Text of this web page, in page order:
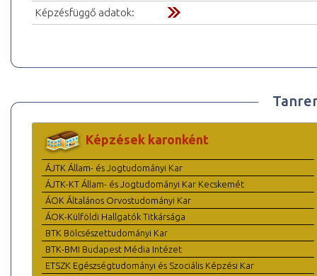
Képzésfüggő adatok:
Képzések karonként
ÁJTK Állam- és Jogtudományi Kar
ÁJTK-KT Állam- és Jogtudományi Kar Kecskemét
ÁOK Általános Orvostudományi Kar
ÁOK-Külföldi Hallgatók Titkársága
BTK Bölcsészettudományi Kar
BTK-BMI Budapest Média Intézet
ETSZK Egészségtudományi és Szociális Képzési Kar